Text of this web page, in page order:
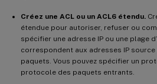
Créez une ACL ou un ACL6 étendu.
étendue pour autoriser, refuser ou
spécifier une adresse IP ou une plage
correspondent aux adresses IP
paquets. Vous pouvez spécifier un
protocole des paquets entrants.